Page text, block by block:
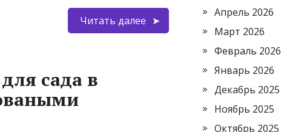
Читать далее
сада в
Апрель 2026
Март 2026
Февраль 2026
Январь 2026
Декабрь 2025
Ноябрь 2025
Октябрь 2025